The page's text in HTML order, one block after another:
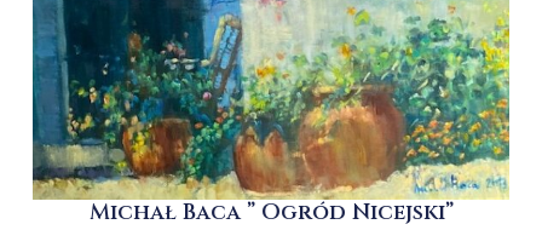
Michał Baca ” Ogród Nicejski”